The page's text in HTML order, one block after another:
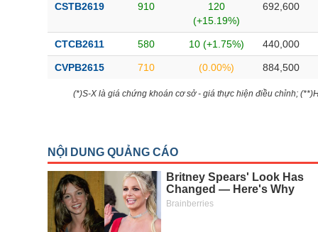
CSTB2619 910
120
(+15.19%)
692,600
CTCB2611 580 10 (+1.75%) 440,000
CVPB2615 710 (0.00%) 884,500
(*)S-X là giá chứng khoán cơ sở - giá thực hiện điều chỉnh;